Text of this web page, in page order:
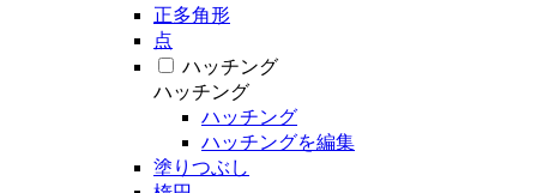
正多角形
点
ハッチング
ハッチング
ハッチング
ハッチングを編集
塗りつぶし